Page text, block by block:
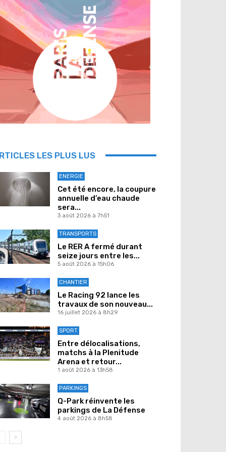
LES PLUS LUS
ENERGIE
Cet été encore, la coupure
annuelle d’eau chaude
sera...
3 août 2026 à 7h51
TRANSPORTS
Le RER A fermé durant
seize jours entre les...
5 août 2026 à 15h06
CHANTIER
Le Racing 92 lance les
travaux de son nouveau...
16 juillet 2026 à 8h29
SPORT
Entre délocalisations,
matchs à la Plenitude
Arena et retour...
1 août 2026 à 13h58
PARKINGS
Q-Park réinvente les
parkings de La Défense
4 août 2026 à 8h58